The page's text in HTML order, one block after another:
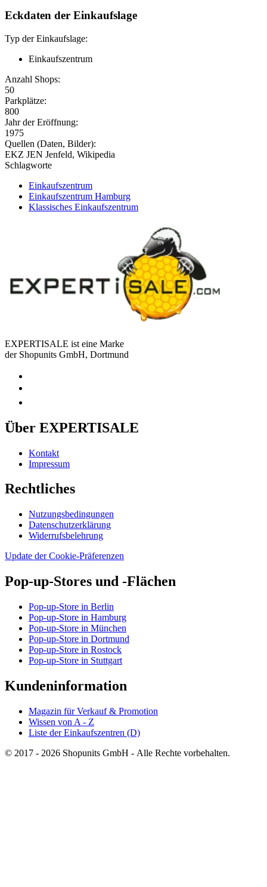
Eckdaten der Einkaufslage
Typ der Einkaufslage:
Einkaufszentrum
Anzahl Shops:
50
Parkplätze:
800
Jahr der Eröffnung:
1975
Quellen (Daten, Bilder):
EKZ JEN Jenfeld, Wikipedia
Schlagworte
Einkaufszentrum
Einkaufszentrum Hamburg
Klassisches Einkaufszentrum
EXPERTISALE ist eine Marke
der Shopunits GmbH, Dortmund
Über EXPERTISALE
Kontakt
Impressum
Rechtliches
Nutzungsbedingungen
Datenschutzerklärung
Widerrufsbelehrung
Update der Cookie-Präferenzen
Pop-up-Stores und -Flächen
Pop-up-Store in Berlin
Pop-up-Store in Hamburg
Pop-up-Store in München
Pop-up-Store in Dortmund
Pop-up-Store in Rostock
Pop-up-Store in Stuttgart
Kundeninformation
Magazin für Verkauf & Promotion
Wissen von A - Z
Liste der Einkaufszentren (D)
© 2017 - 2026 Shopunits GmbH - Alle Rechte vorbehalten.